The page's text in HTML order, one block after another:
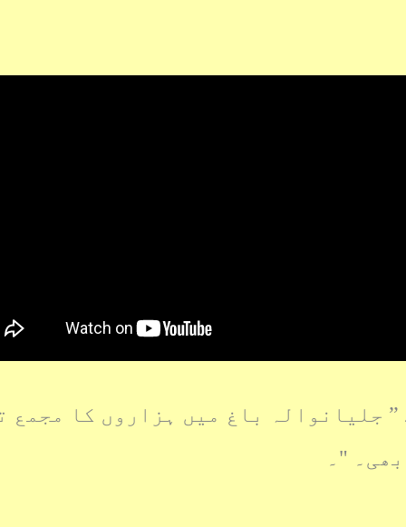
جلیانوالہ باغ میں ہزاروں کا مجمع
"۔